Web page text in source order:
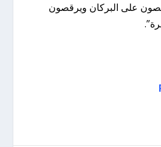
على البركان ويرقصون